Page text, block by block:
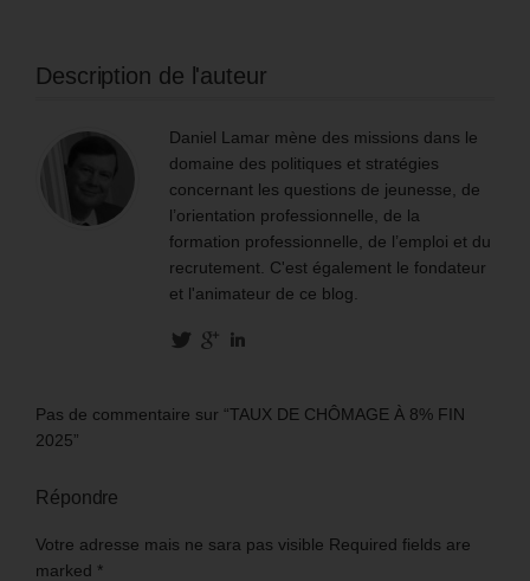
Description de l'auteur
Daniel Lamar mène des missions dans le
domaine des politiques et stratégies
concernant les questions de jeunesse, de
l’orientation professionnelle, de la
formation professionnelle, de l’emploi et du
recrutement. C'est également le fondateur
et l'animateur de ce blog.
Pas de commentaire sur “TAUX DE CHÔMAGE À 8% FIN
2025”
Répondre
Votre adresse mais ne sara pas visible Required fields are
marked *